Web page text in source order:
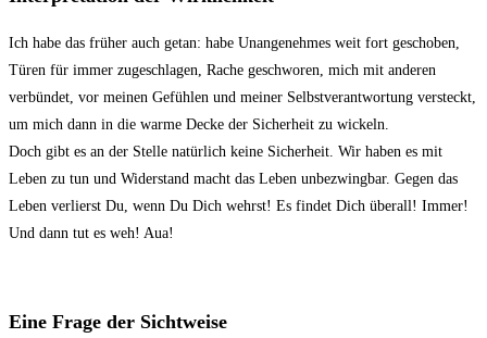
Ich habe das früher auch getan: habe Unangenehmes weit fort geschoben,
Türen für immer zugeschlagen, Rache geschworen, mich mit anderen
verbündet, vor meinen Gefühlen und meiner Selbstverantwortung versteckt,
um mich dann in die warme Decke der Sicherheit zu wickeln.
Doch gibt es an der Stelle natürlich keine Sicherheit. Wir haben es mit
Leben zu tun und Widerstand macht das Leben unbezwingbar. Gegen das
Leben verlierst Du, wenn Du Dich wehrst! Es findet Dich überall! Immer!
Und dann tut es weh! Aua!
Eine Frage der Sichtweise